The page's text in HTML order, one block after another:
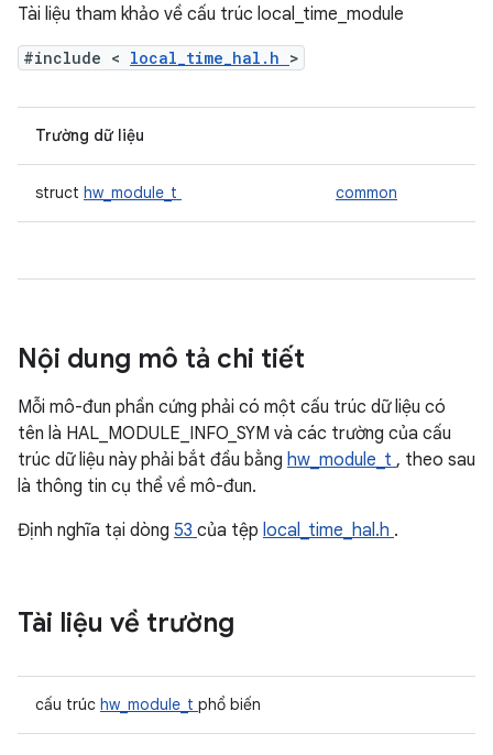
Tài liệu tham khảo về cấu trúc local_time_module
#include < local_time_hal.h >
Trường dữ liệu
struct hw_module_t common
Nội dung mô tả chi tiết
Mỗi mô-đun phần cứng phải có một cấu trúc dữ liệu có
tên là HAL_MODULE_INFO_SYM và các trường của cấu
trúc dữ liệu này phải bắt đầu bằng hw_module_t , theo sau
là thông tin cụ thể về mô-đun.
Định nghĩa tại dòng 53 của tệp local_time_hal.h .
Tài liệu về trường
cấu trúc hw_module_t phổ biến